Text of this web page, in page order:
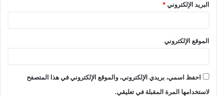
البريد الإلكتروني*
الموقع الإلكتروني
احفظ اسمي، بريدي الإلكتروني، والموقع الإلكتروني في هذا المتصفح
لاستخدامها المرة المقبلة في تعليقي.